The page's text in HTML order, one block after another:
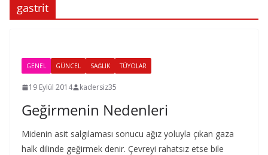
gastrit
GENEL GÜNCEL SAĞLIK TÜYOLAR
19 Eylül 2014 kadersiz35
Geğirmenin Nedenleri
Midenin asit salgılaması sonucu ağız yoluyla çıkan gaza
halk dilinde geğirmek denir. Çevreyi rahatsız etse bile